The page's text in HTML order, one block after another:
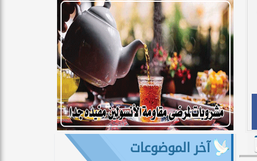
آخر الموضوعات